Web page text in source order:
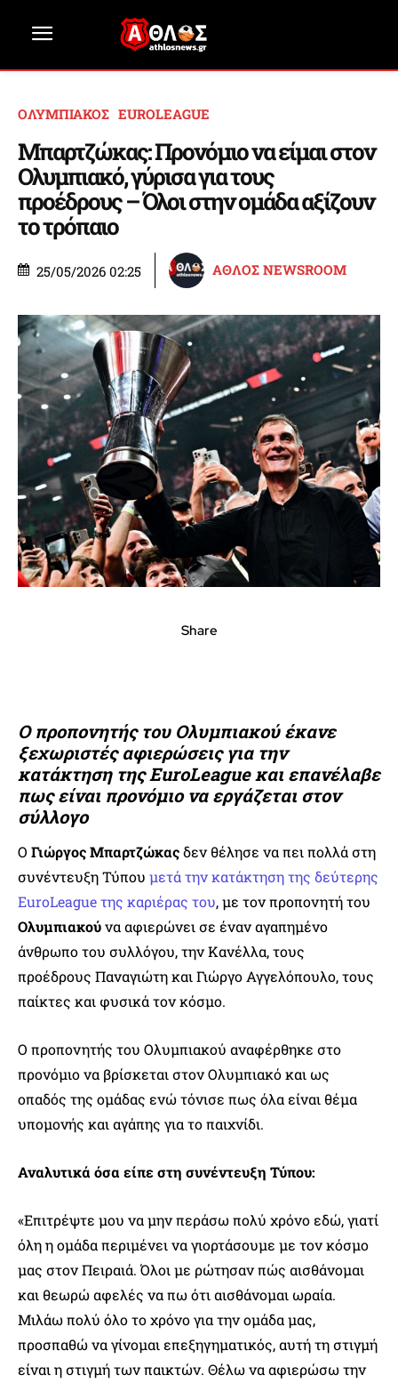
ΟΛΥΜΠΙΑΚΟΣ EUROLEAGUE
Μπαρτζώκας: Προνόμιο να είμαι στον
Ολυμπιακό, γύρισα για τους
προέδρους – Όλοι στην ομάδα αξίζουν
το τρόπαιο
25/05/2026 02:25 ΑΘΛΟΣ NEWSROOM
Share
Ο προπονητής του Ολυμπιακού έκανε
ξεχωριστές αφιερώσεις για την
κατάκτηση της EuroLeague και επανέλαβε
πως είναι προνόμιο να εργάζεται στον
σύλλογο
Ο Γιώργος Μπαρτζώκαςδεν θέλησε να πει πολλά στη
συνέντευξη Τύπου μετά την κατάκτηση της δεύτερης
EuroLeague της καριέρας του, με τον προπονητή του
Ολυμπιακούνα αφιερώνει σε έναν αγαπημένο
άνθρωπο του συλλόγου, την Κανέλλα, τους
προέδρους Παναγιώτη και Γιώργο Αγγελόπουλο, τους
παίκτες και φυσικά τον κόσμο.
Ο προπονητής του Ολυμπιακού αναφέρθηκε στο
προνόμιο να βρίσκεται στον Ολυμπιακό και ως
οπαδός της ομάδας ενώ τόνισε πως όλα είναι θέμα
υπομονής και αγάπης για το παιχνίδι.
Αναλυτικά όσα είπε στη συνέντευξη Τύπου:
«Επιτρέψτε μου να μην περάσω πολύ χρόνο εδώ, γιατί
όλη η ομάδα περιμένει να γιορτάσουμε με τον κόσμο
μας στον Πειραιά. Όλοι με ρώτησαν πώς αισθάνομαι
και θεωρώ αφελές να πω ότι αισθάνομαι ωραία.
Μιλάω πολύ όλο το χρόνο για την ομάδα μας,
προσπαθώ να γίνομαι επεξηγηματικός, αυτή τη στιγμή
είναι η στιγμή των παικτών. Θέλω να αφιερώσω την